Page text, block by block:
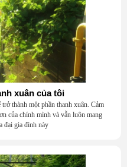
xuân của tôi
thành một phần thanh xuân. Cảm
của chính mình và vẫn luôn mang
đại gia đình này